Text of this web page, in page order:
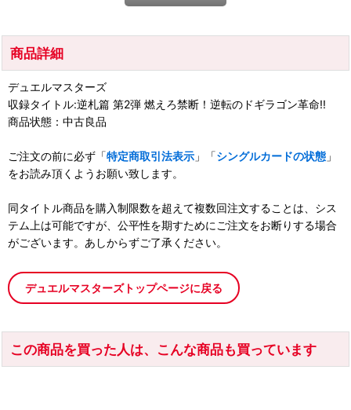
商品詳細
デュエルマスターズ
収録タイトル:逆札篇 第2弾 燃えろ禁断！逆転のドギラゴン革命!!
商品状態：中古良品
ご注文の前に必ず「特定商取引法表示 」「シングルカードの状態 」
をお読み頂くようお願い致します。
同タイトル商品を購入制限数を超えて複数回注文することは、シス
テム上は可能ですが、公平性を期すためにご注文をお断りする場合
がございます。あしからずご了承ください。
デュエルマスターズトップページに戻る
この商品を買った人は、こんな商品も買っています